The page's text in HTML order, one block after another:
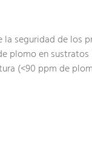
la seguridad de los
plomo en
(<90 ppm de